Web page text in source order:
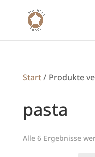
Start/ Produkte
pasta
Alle 6 Ergebnisse